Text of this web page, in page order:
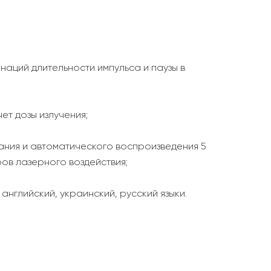
длительности импульса и паузы в
дозы излучения;
и автоматического воспроизведения 5
лазерного воздействия;
украинский, русский языки.